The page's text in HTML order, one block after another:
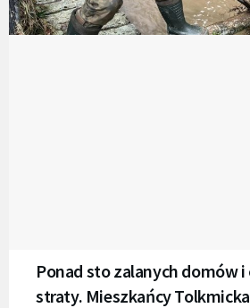
Ponad sto zalanych domów
straty. Mieszkańcy